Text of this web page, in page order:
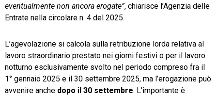
eventualmente non ancora erogate”, chiarisce l’Agenzia delle
Entrate nella circolare n. 4 del 2025.
L’agevolazione si calcola sulla retribuzione lorda relativa al
lavoro straordinario prestato nei giorni festivi o per il lavoro
notturno esclusivamente svolto nel periodo compreso fra il
1° gennaio 2025 e il 30 settembre 2025, ma l’erogazione può
avvenire anche dopo il 30 settembre. L’importante è